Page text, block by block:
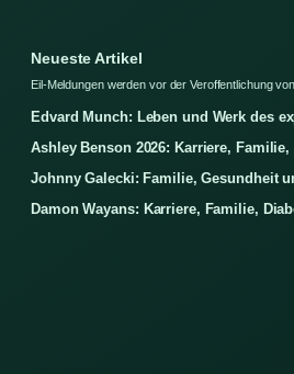
Neueste Artikel
Eil-Meldungen werden vor der Veroffentlichung
Edvard Munch: Leben und Werk des
Ashley Benson 2026: Karriere,
Johnny Galecki: Familie, Gesundheit
Damon Wayans: Karriere, Familie,